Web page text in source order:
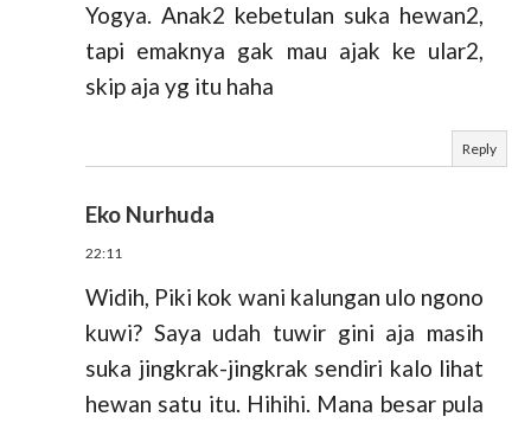
Yogya. Anak2 kebetulan suka hewan2,
tapi emaknya gak mau ajak ke ular2,
skip aja yg itu haha
Reply
Eko Nurhuda
22:11
Widih, Piki kok wani kalungan ulo ngono
kuwi? Saya udah tuwir gini aja masih
suka jingkrak-jingkrak sendiri kalo lihat
hewan satu itu. Hihihi. Mana besar pula